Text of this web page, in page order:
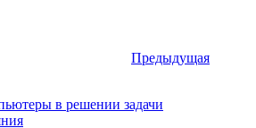
Предыдущая
в решении задачи